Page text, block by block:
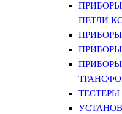
ПЕТЛИ
ТЕСТЕРЫ